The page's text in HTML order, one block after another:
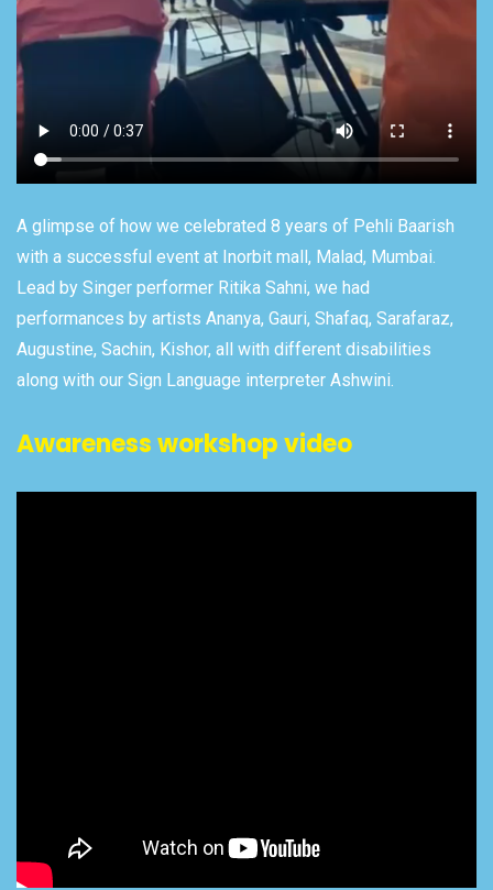
A glimpse of how we celebrated 8 years of Pehli Baarish
with a successful event at Inorbit mall, Malad, Mumbai.
Lead by Singer performer Ritika Sahni, we had
performances by artists Ananya, Gauri, Shafaq, Sarafaraz,
Augustine, Sachin, Kishor, all with different disabilities
along with our Sign Language interpreter Ashwini.
Awareness workshop video